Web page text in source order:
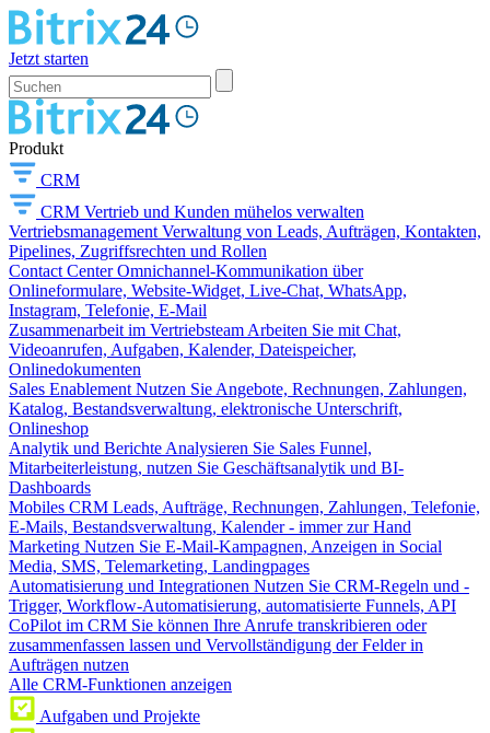
Jetzt starten
Produkt
CRM
CRM Vertrieb und Kunden mühelos verwalten
Vertriebsmanagement Verwaltung von Leads, Aufträgen, Kontakten,
Pipelines, Zugriffsrechten und Rollen
Contact Center Omnichannel-Kommunikation über
Onlineformulare, Website-Widget, Live-Chat, WhatsApp,
Instagram, Telefonie, E-Mail
Zusammenarbeit im Vertriebsteam Arbeiten Sie mit Chat,
Videoanrufen, Aufgaben, Kalender, Dateispeicher,
Onlinedokumenten
Sales Enablement Nutzen Sie Angebote, Rechnungen, Zahlungen,
Katalog, Bestandsverwaltung, elektronische Unterschrift,
Onlineshop
Analytik und Berichte Analysieren Sie Sales Funnel,
Mitarbeiterleistung, nutzen Sie Geschäftsanalytik und BI-
Dashboards
Mobiles CRM Leads, Aufträge, Rechnungen, Zahlungen, Telefonie,
E-Mails, Bestandsverwaltung, Kalender - immer zur Hand
Marketing Nutzen Sie E-Mail-Kampagnen, Anzeigen in Social
Media, SMS, Telemarketing, Landingpages
Automatisierung und Integrationen Nutzen Sie CRM-Regeln und -
Trigger, Workflow-Automatisierung, automatisierte Funnels, API
CoPilot im CRM Sie können Ihre Anrufe transkribieren oder
zusammenfassen lassen und Vervollständigung der Felder in
Aufträgen nutzen
Alle CRM-Funktionen anzeigen
Aufgaben und Projekte